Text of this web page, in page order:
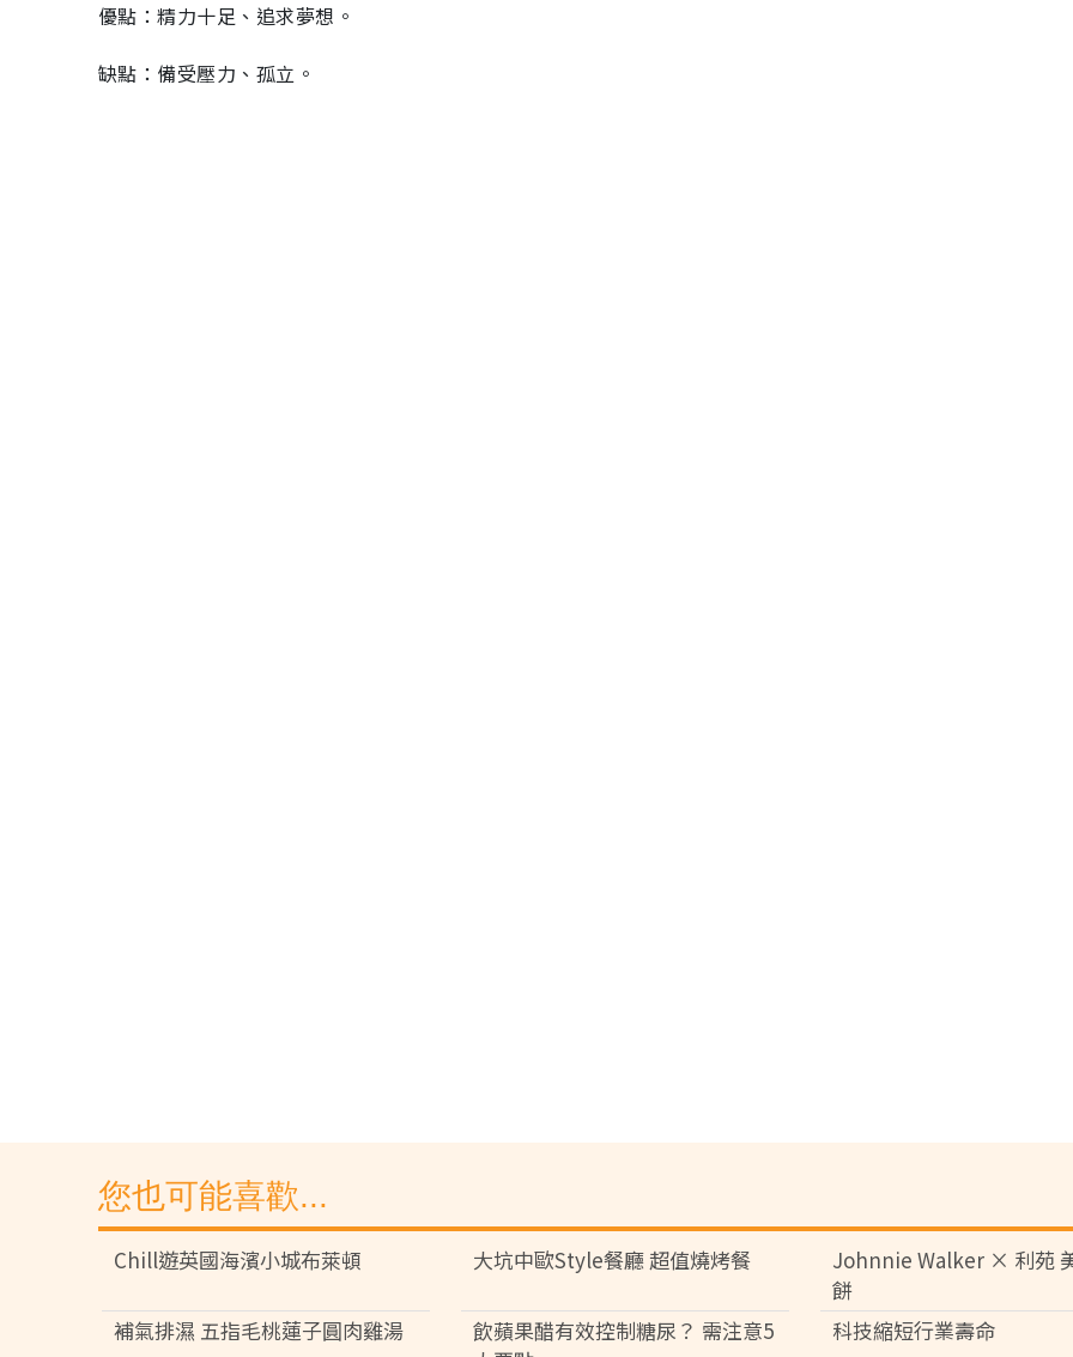
優點：精力十足、追求夢想。
缺點：備受壓力、孤立。
您也可能喜歡...
Chill遊英國海濱小城布萊頓 大坑中歐Style餐廳 超值燒烤餐
Johnnie Walker × 利苑
餅
補氣排濕 五指毛桃蓮子圓肉雞湯
飲蘋果醋有效控制糖尿？ 需注意5
科技縮短行業壽命